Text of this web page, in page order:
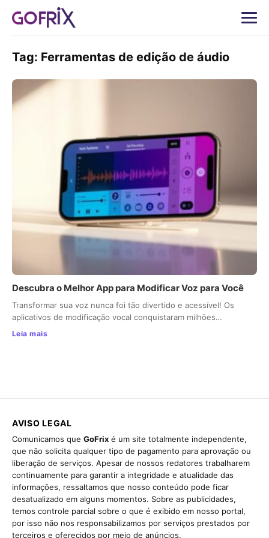
Tag: Ferramentas de edição de áudio
Descubra o Melhor App para Modificar Voz para Você
Transformar sua voz nunca foi tão divertido e acessível! Os
aplicativos de modificação vocal conquistaram milhões…
Leia mais
AVISO LEGAL
Comunicamos que GoFrix é um site totalmente independente,
que não solicita qualquer tipo de pagamento para aprovação ou
liberação de serviços. Apesar de nossos redatores trabalharem
continuamente para garantir a integridade e atualidade das
informações, ressaltamos que nosso conteúdo pode ficar
desatualizado em alguns momentos. Sobre as publicidades,
temos controle parcial sobre o que é exibido em nosso portal,
por isso não nos responsabilizamos por serviços prestados por
terceiros e oferecidos por meio de anúncios.